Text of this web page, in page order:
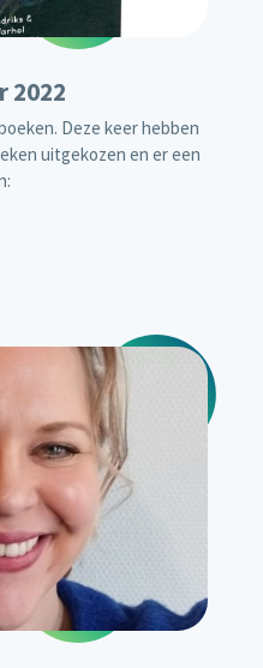
2022
Deze keer hebben
uitgekozen en er een